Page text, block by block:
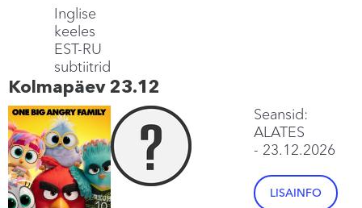
Inglise
keeles
EST-RU
subtiitrid
Kolmapäev 23.12
Seansid:
ALATES
- 23.12.2026
LISAINFO